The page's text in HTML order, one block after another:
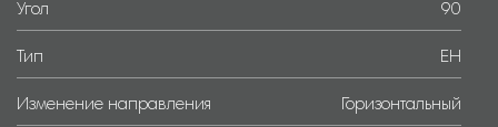
Угол 90
Тип EH
Изменение направления Горизонтальный